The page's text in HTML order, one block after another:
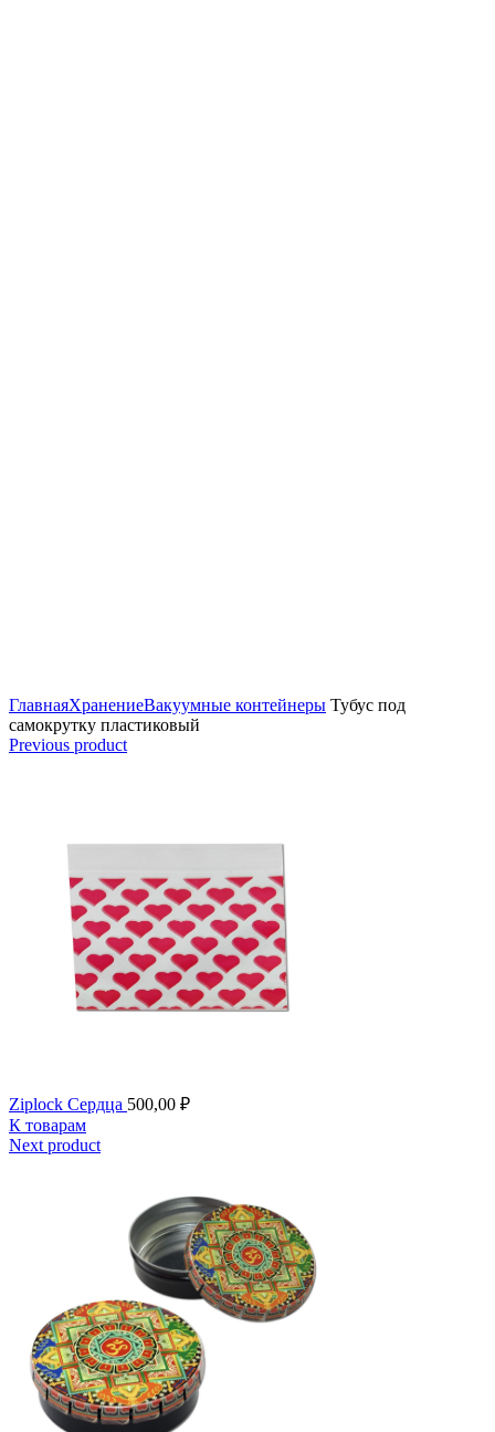
ГлавнаяХранениеВакуумные контейнеры Тубус под
самокрутку пластиковый
Previous product
Ziplock Сердца 500,00 ₽
К товарам
Next product